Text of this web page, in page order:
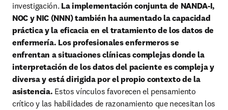
investigación. La implementación conjunta de NANDA-I,
NOC y NIC (NNN) también ha aumentado la capacidad
práctica y la eficacia en el tratamiento de los datos de
enfermería. Los profesionales enfermeros se
enfrentan a situaciones clínicas complejas donde la
interpretación de los datos del paciente es compleja y
diversa y está dirigida por el propio contexto de la
asistencia. Estos vínculos favorecen el pensamiento
crítico y las habilidades de razonamiento que necesitan los